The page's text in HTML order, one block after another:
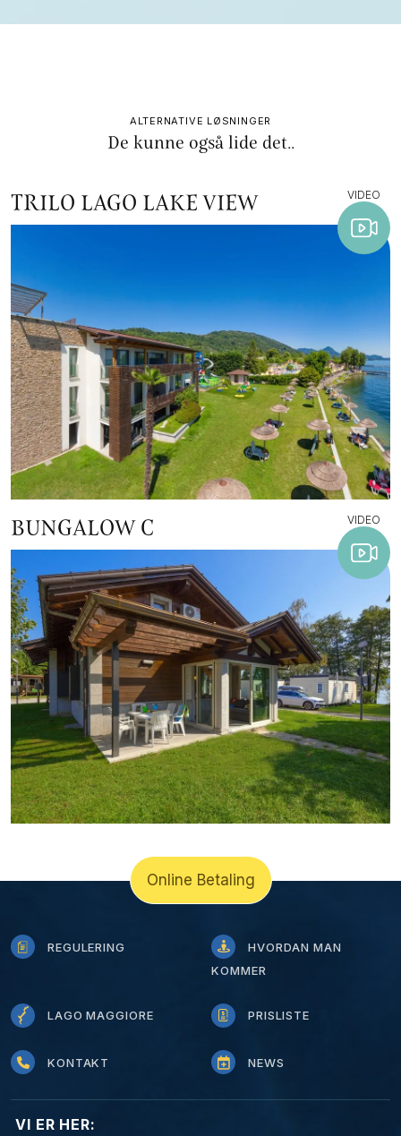
ALTERNATIVE LØSNINGER
De kunne også lide det..
TRILO LAGO LAKE VIEW VIDEO
BUNGALOW C VIDEO
REGULERING
HVORDAN MAN
KOMMER
LAGO MAGGIORE PRISLISTE
KONTAKT NEWS
VI ER HER:
Online Betaling